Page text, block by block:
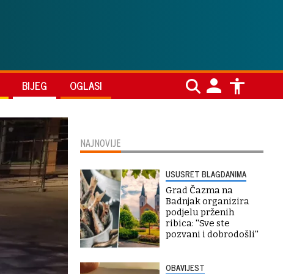
BIJEG OGLASI
NAJNOVIJE
USUSRET BLAGDANIMA
Grad Čazma na
Badnjak organizira
podjelu prženih
ribica: ''Sve ste
pozvani i dobrodošli''
OBAVIJEST